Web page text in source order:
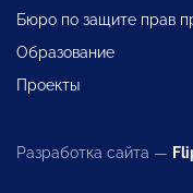
Бюро по защите прав
Образование
Проекты
Разработка сайта —